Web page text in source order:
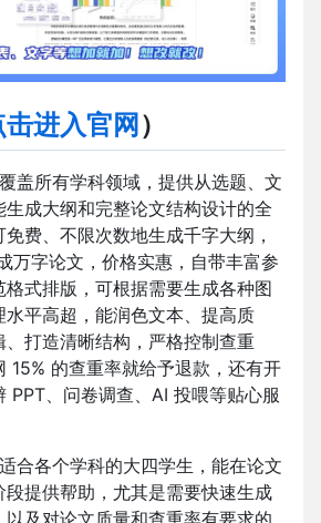
击进入官网 ）
覆盖所有学科领域，提供从选题、文
生成大纲和完整论文结构设计的全
费、不限次数地生成千字大纲，
万字论文，价格实惠，自带丰富参
格式排版，可根据需要生成各种图
水平高超，能润色文本、提高质
、打造清晰结构，严格控制查重
15% 的查重率就给予退款，还有开
PPT、问卷调查、AI 投喂等贴心服
适合各个学科的大四学生，能在论文
段提供帮助，尤其是需要快速生成